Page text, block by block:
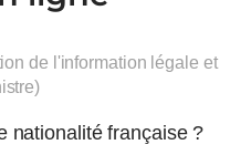
de l'information légale et
nationalité française ?